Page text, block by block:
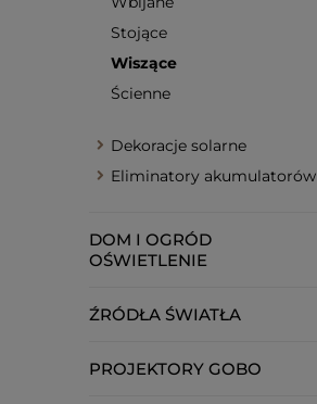
Stojące
Wiszące
Ścienne
Dekoracje solarne
Eliminatory akumulatorów
DOM I OGRÓD
OŚWIETLENIE
ŹRÓDŁA ŚWIATŁA
PROJEKTORY GOBO